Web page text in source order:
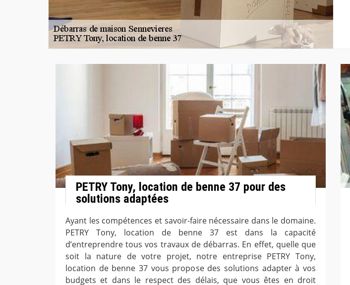
PETRY Tony, location de benne 37 pour des
solutions adaptées
Ayant les compétences et savoir-faire nécessaire dans le domaine.
PETRY Tony, location de benne 37 est dans la capacité
d’entreprendre tous vos travaux de débarras. En effet, quelle que
soit la nature de votre projet, notre entreprise PETRY Tony,
location de benne 37 vous propose des solutions adapter à vos
budgets et dans le respect des délais, que vous êtes en droit